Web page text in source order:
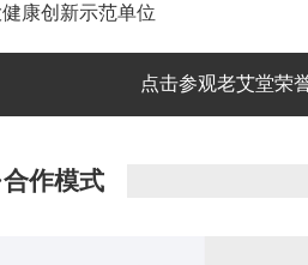
康创新示范单位
点击参观老艾堂荣
合作模式